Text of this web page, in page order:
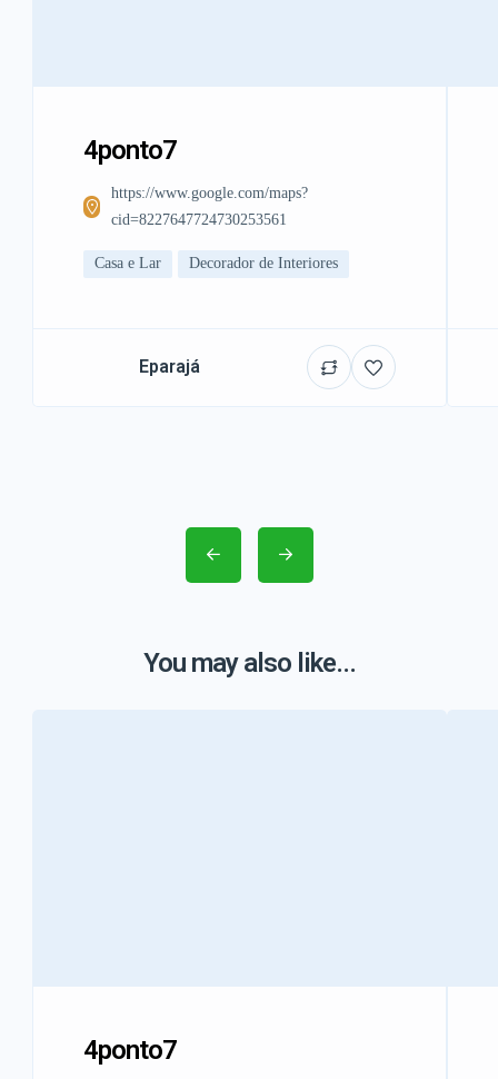
4ponto7
https://www.google.com/maps?
cid=8227647724730253561
Casa e Lar Decorador de Interiores
Eparajá
You may also like...
4ponto7